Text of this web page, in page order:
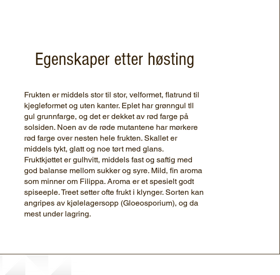
Egenskaper etter høsting
Frukten er middels stor til stor, velformet, flatrund til
kjegleformet og uten kanter. Eplet har grønngul tll
gul grunnfarge, og det er dekket av rød farge på
solsiden. Noen av de røde mutantene har mørkere
rød farge over nesten hele frukten. Skallet er
middels tykt, glatt og noe tørt med glans.
Fruktkjøttet er gulhvitt, middels fast og saftig med
god balanse mellom sukker og syre. Mild, fin aroma
som minner om Filippa. Aroma er et spesielt godt
spiseeple. Treet setter ofte frukt i klynger. Sorten kan
angripes av kjølelagersopp (Gloeosporium), og da
mest under lagring.